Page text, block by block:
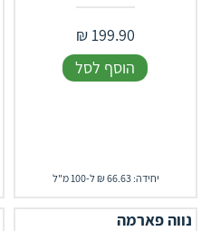
199.90
₪
הוסף לסל
יחידה: 66.63 ₪ ל-100 מ"ל
נווה פארמה